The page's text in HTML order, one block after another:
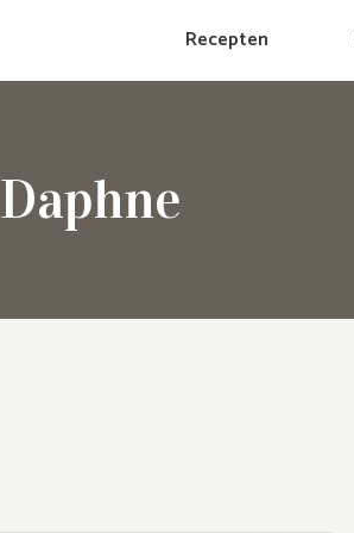
Recepten
Daphne